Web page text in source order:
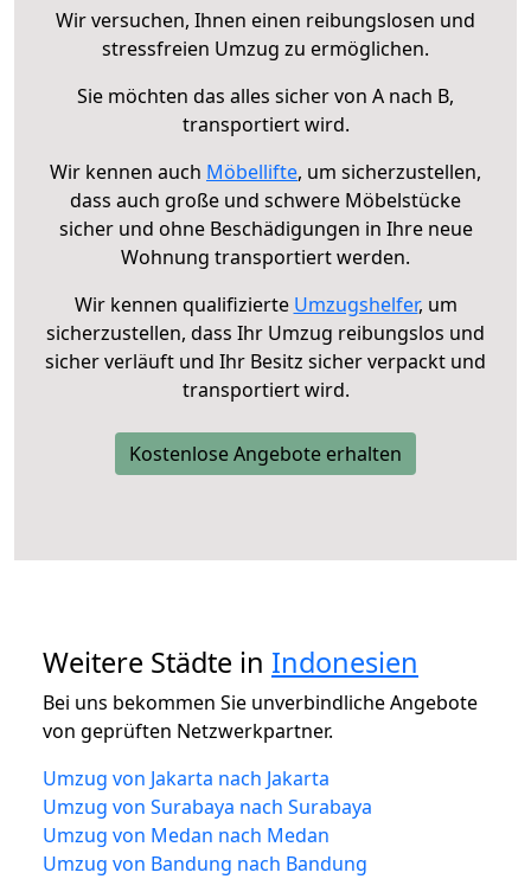
Wir versuchen, Ihnen einen reibungslosen und
stressfreien Umzug zu ermöglichen.
Sie möchten das alles sicher von A nach B,
transportiert wird.
Wir kennen auch Möbellifte, um sicherzustellen,
dass auch große und schwere Möbelstücke
sicher und ohne Beschädigungen in Ihre neue
Wohnung transportiert werden.
Wir kennen qualifizierte Umzugshelfer, um
sicherzustellen, dass Ihr Umzug reibungslos und
sicher verläuft und Ihr Besitz sicher verpackt und
transportiert wird.
Kostenlose Angebote erhalten
Weitere Städte in Indonesien
Bei uns bekommen Sie unverbindliche Angebote
von geprüften Netzwerkpartner.
Umzug von Jakarta nach Jakarta
Umzug von Surabaya nach Surabaya
Umzug von Medan nach Medan
Umzug von Bandung nach Bandung